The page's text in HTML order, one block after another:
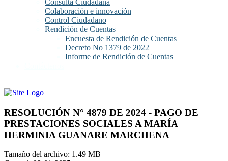
Consulta Ciudadana
Colaboración e innovación
Control Ciudadano
Rendición de Cuentas
Encuesta de Rendición de Cuentas
Decreto No 1379 de 2022
Informe de Rendición de Cuentas
RESOLUCIÓN N° 4879 DE 2024 - PAGO DE
PRESTACIONES SOCIALES A MARÍA
HERMINIA GUANARE MARCHENA
Tamaño del archivo: 1.49 MB